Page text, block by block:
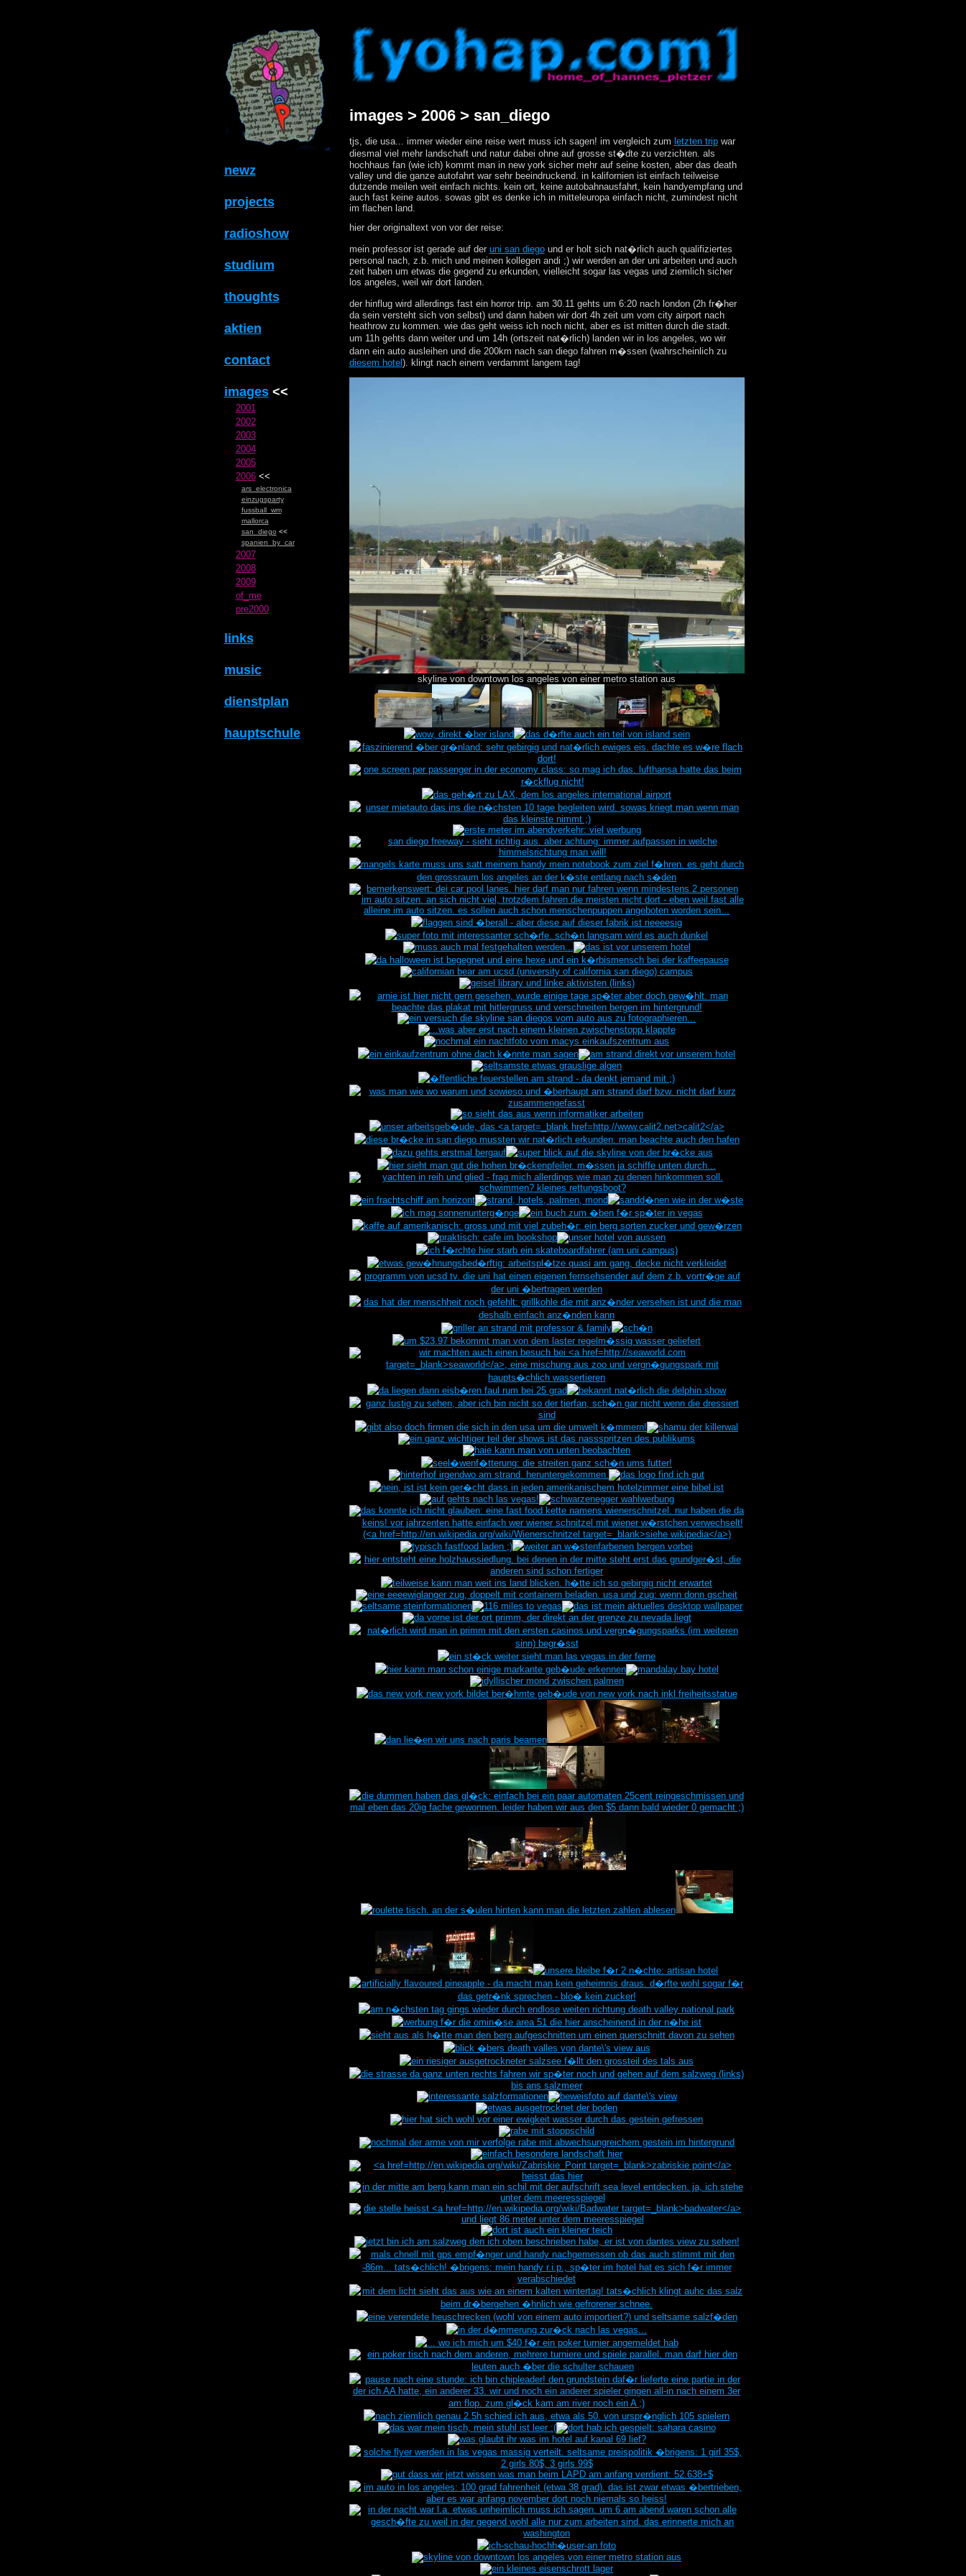
newz
projects
radioshow
studium
thoughts
aktien
contact
images<<
2001
2002
2003
2004
2005
2006<<
ars_electronica
einzugsparty
fussball_wm
mallorca
san_diego <<
spanien_by_car
2007
2008
2009
of_me
pre2000
links
music
dienstplan
hauptschule
images > 2006 > san_diego
tjs, die usa... immer wieder eine reise wert muss ich sagen! im vergleich zum letzten tripwar
diesmal viel mehr landschaft und natur dabei ohne auf grosse st�dte zu verzichten. als
hochhaus fan (wie ich) kommt man in new york sicher mehr auf seine kosten, aber das death
valley und die ganze autofahrt war sehr beeindruckend. in kalifornien ist einfach teilweise
dutzende meilen weit einfach nichts. kein ort, keine autobahnausfahrt, kein handyempfang und
auch fast keine autos. sowas gibt es denke ich in mitteleuropa einfach nicht, zumindest nicht
im flachen land.
hier der originaltext von vor der reise:
mein professor ist gerade auf der uni san diegound er holt sich nat�rlich auch qualifiziertes
personal nach, z.b. mich und meinen kollegen andi ;) wir werden an der uni arbeiten und auch
zeit haben um etwas die gegend zu erkunden, vielleicht sogar las vegas und ziemlich sicher
los angeles, weil wir dort landen.
der hinflug wird allerdings fast ein horror trip. am 30.11 gehts um 6:20 nach london (2h fr�her
da sein versteht sich von selbst) und dann haben wir dort 4h zeit um vom city airport nach
heathrow zu kommen. wie das geht weiss ich noch nicht, aber es ist mitten durch die stadt.
um 11h gehts dann weiter und um 14h (ortszeit nat�rlich) landen wir in los angeles, wo wir
dann ein auto ausleihen und die 200km nach san diego fahren m�ssen (wahrscheinlich zu
diesem hotel ). klingt nach einem verdammt langem tag!
skyline von downtown los angeles von einer metro station aus